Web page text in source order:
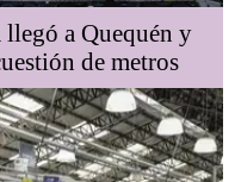
llegó a Quequén y
de metros